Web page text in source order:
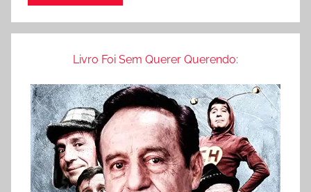
Livro Foi Sem Querer Querendo: